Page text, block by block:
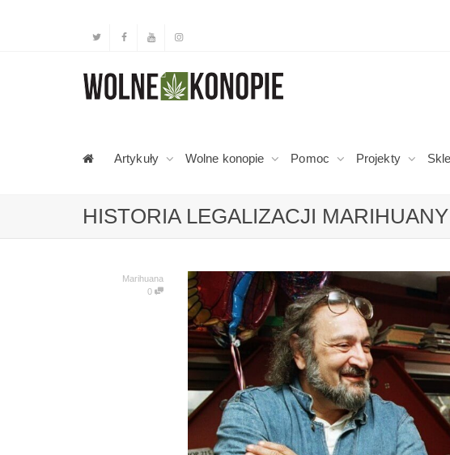
Artykuły Wolne konopie Pomoc Projekty
HISTORIA LEGALIZACJI
Marihuana
0